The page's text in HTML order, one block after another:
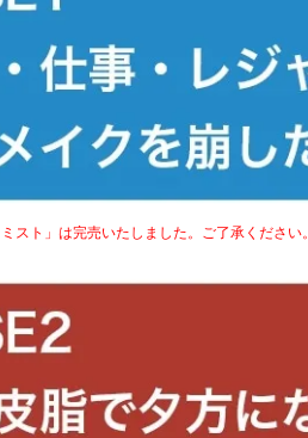
スト」は完売いたしました。ご了承ください。